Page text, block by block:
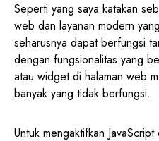
Seperti yang saya katakan
web dan layanan modern
seharusnya dapat berfungsi
dengan fungsionalitas yang
atau widget di halaman web
banyak yang tidak berfungsi.
Untuk mengaktifkan